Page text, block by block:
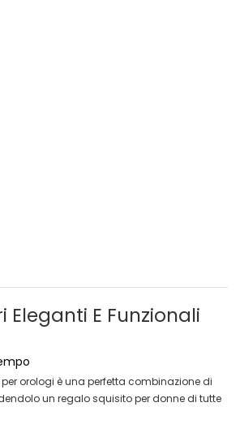
Eleganti E Funzionali
orologi è una perfetta combinazione di
un regalo squisito per donne di tutte